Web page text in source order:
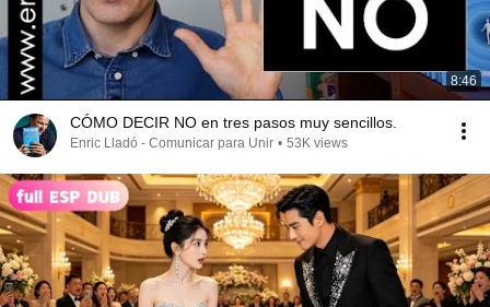
8:46
CÓMO DECIR NO en tres pasos muy sencillos.
Enric Lladó - Comunicar para Unir • 53K views